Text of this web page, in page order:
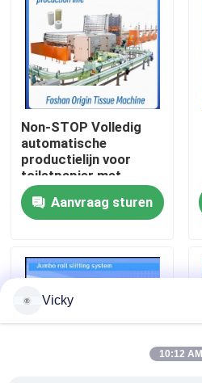
Over ons
Fabriekstocht
Kwaliteitscontrole
Neem contact met ons op
Nieuws
Vraag een offerte
VR
Non-STOP Volledig
automatische
productielijn voor
toiletpapier met
embossing
Aanvraag sturen
Vicky
10:12 AM